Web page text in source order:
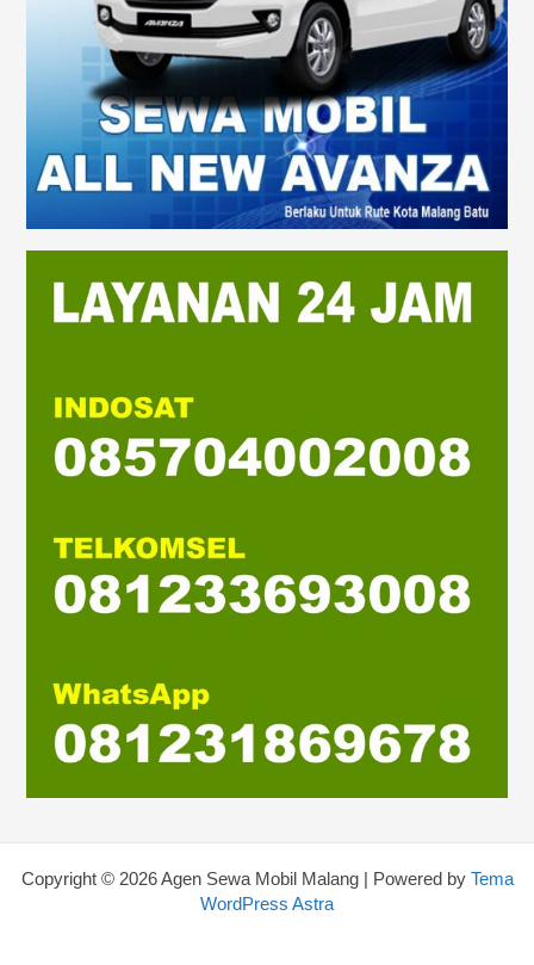
Copyright © 2026 Agen Sewa Mobil Malang | Powered by Tema
WordPress Astra